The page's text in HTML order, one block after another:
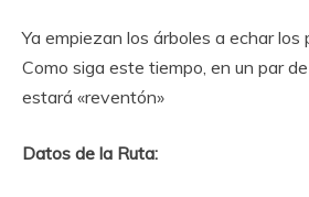
Ya empiezan los árboles a echar los
Como siga este tiempo, en un par
estará «reventón»
Datos de la Ruta: